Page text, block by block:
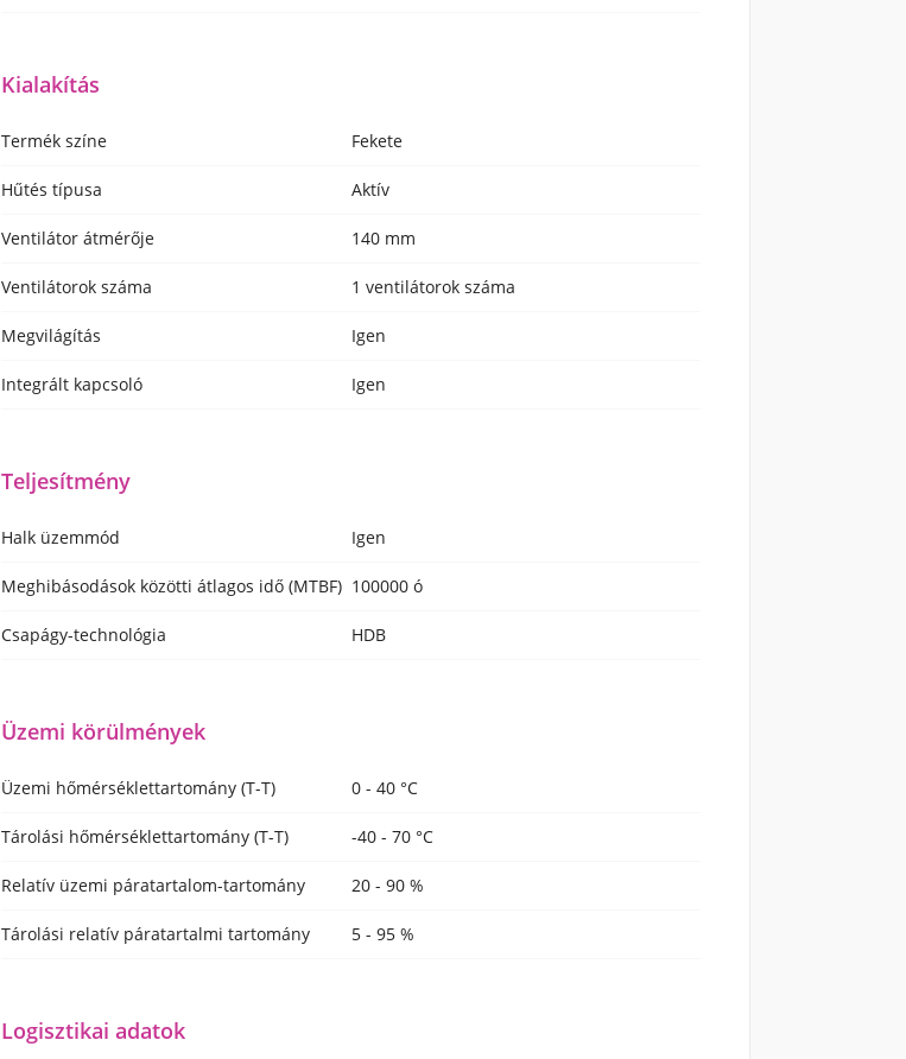
Kialakítás
Termék színe Fekete
Hűtés típusa Aktív
Ventilátor átmérője 140 mm
Ventilátorok száma 1 ventilátorok száma
Megvilágítás Igen
Integrált kapcsoló Igen
Teljesítmény
Halk üzemmód Igen
Meghibásodások közötti átlagos idő (MTBF) 100000 ó
Csapágy-technológia HDB
Üzemi körülmények
Üzemi hőmérséklettartomány (T-T) 0 - 40 °C
Tárolási hőmérséklettartomány (T-T) -40 - 70 °C
Relatív üzemi páratartalom-tartomány 20 - 90 %
Tárolási relatív páratartalmi tartomány 5 - 95 %
Logisztikai adatok